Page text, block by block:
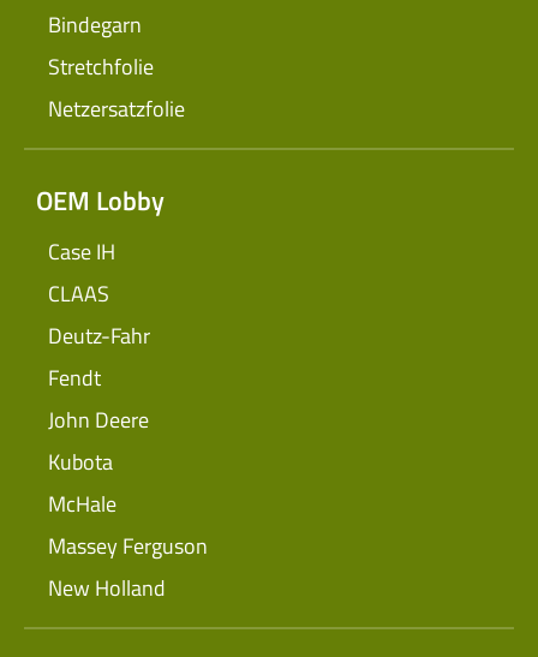
Bindegarn
Stretchfolie
Netzersatzfolie
OEM Lobby
Case IH
CLAAS
Deutz-Fahr
Fendt
John Deere
Kubota
McHale
Massey Ferguson
New Holland